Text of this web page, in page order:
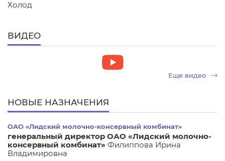
Холод
ВИДЕО
Еще видео
НОВЫЕ НАЗНАЧЕНИЯ
ОАО «Лидский молочно-консервный комбинат»
генеральный директор ОАО «Лидский молочно-
консервный комбинат» Филиппова Ирина
Владимировна